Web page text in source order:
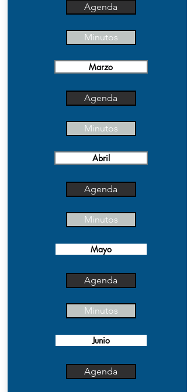
Agenda
Minutos
Marzo
Agenda
Minutos
Abril
Agenda
Minutos
Mayo
Agenda
Minutos
Junio
Agenda